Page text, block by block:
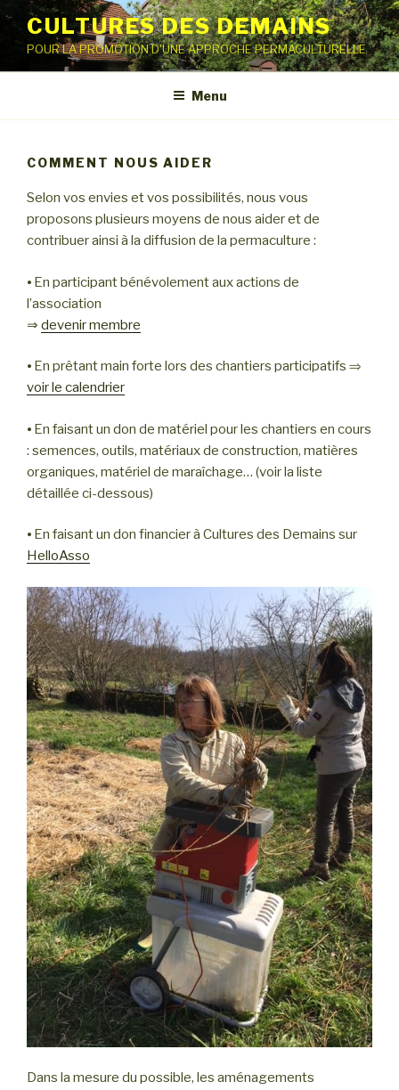
Aller
contenu
principal
CULTURES DES DEMAINS
POUR LA PROMOTION D'UNE APPROCHE PERMACULTURELLE
Menu
COMMENT NOUS AIDER
Selon vos envies et vos possibilités, nous vous
proposons plusieurs moyens de nous aider et de
contribuer ainsi à la diffusion de la permaculture :
⦁ En participant bénévolement aux actions de
l’association
⇒ devenir membre
⦁ En prêtant main forte lors des chantiers participatifs ⇒
voir le calendrier
⦁ En faisant un don de matériel pour les chantiers en cours
: semences, outils, matériaux de construction, matières
organiques, matériel de maraîchage… (voir la liste
détaillée ci-dessous)
⦁ En faisant un don financier à Cultures des Demains sur
HelloAsso
Dans la mesure du possible, les aménagements